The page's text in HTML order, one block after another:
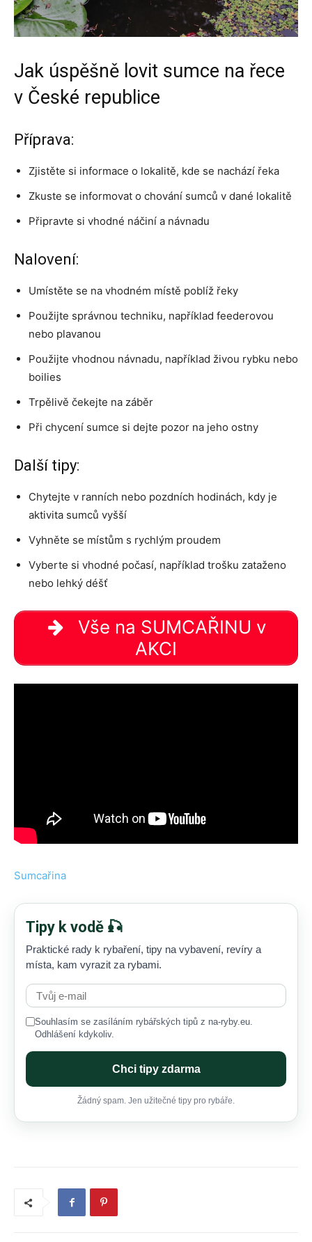
Jak úspěšně lovit sumce na řece
v České republice
Příprava:
Zjistěte si informace o lokalitě, kde se nachází řeka
Zkuste se informovat o chování sumců v dané lokalitě
Připravte si vhodné náčiní a návnadu
Nalovení:
Umístěte se na vhodném místě poblíž řeky
Použijte správnou techniku, například feederovou
nebo plavanou
Použijte vhodnou návnadu, například živou rybku nebo
boilies
Trpělivě čekejte na záběr
Při chycení sumce si dejte pozor na jeho ostny
Další tipy:
Chytejte v ranních nebo pozdních hodinách, kdy je
aktivita sumců vyšší
Vyhněte se místům s rychlým proudem
Vyberte si vhodné počasí, například trošku zataženo
nebo lehký déšť
Vše na SUMCAŘINU v
AKCI
Sumcařina
Tipy k vodě 🎣
Praktické rady k rybaření, tipy na vybavení, revíry a
místa, kam vyrazit za rybami.
Souhlasím se zasíláním rybářských tipů z na-ryby.eu.
Odhlášení kdykoliv.
Chci tipy zdarma
Žádný spam. Jen užitečné tipy pro rybáře.